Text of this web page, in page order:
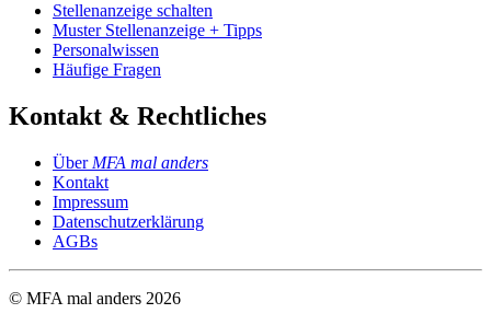
Stellenanzeige schalten
Muster Stellenanzeige + Tipps
Personalwissen
Häufige Fragen
Kontakt & Rechtliches
Über MFA mal anders
Kontakt
Impressum
Datenschutzerklärung
AGBs
© MFA mal anders 2026